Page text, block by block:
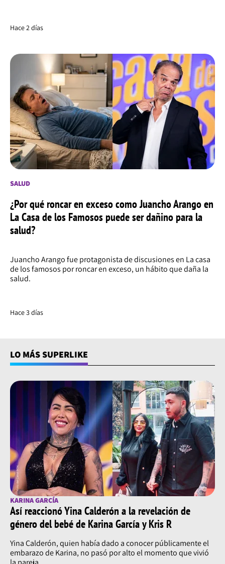
Hace 2 días
SALUD
¿Por qué roncar en exceso como Juancho Arango en
La Casa de los Famosos puede ser dañino para la
salud?
Juancho Arango fue protagonista de discusiones en La casa
de los famosos por roncar en exceso, un hábito que daña la
salud.
Hace 3 días
LO MÁS SUPERLIKE
KARINA GARCÍA
Así reaccionó Yina Calderón a la revelación de
género del bebé de Karina García y Kris R
Yina Calderón, quien había dado a conocer públicamente el
embarazo de Karina, no pasó por alto el momento que vivió